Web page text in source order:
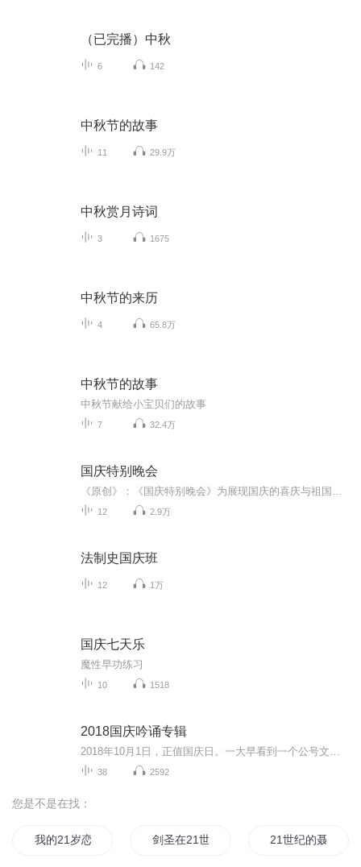
（已完播）中秋
6 142
中秋节的故事
11 29.9万
中秋赏月诗词
3 1675
中秋节的来历
4 65.8万
中秋节的故事
中秋节献给小宝贝们的故事
7 32.4万
国庆特别晚会
12 2.9万
法制史国庆班
12 1万
国庆七天乐
魔性早功练习
10 1518
2018国庆吟诵专辑
38 2592
您是不是在找：
我的21岁恋爱妻 剑圣在21世纪 21世纪的聂小倩